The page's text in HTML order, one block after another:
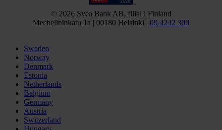
© 2026 Svea Bank AB, filial i Finland
Mechelininkatu 1a | 00180 Helsinki | 09 4242 300
Sweden
Norway
Denmark
Estonia
Netherlands
Belgium
Germany
Austria
Switzerland